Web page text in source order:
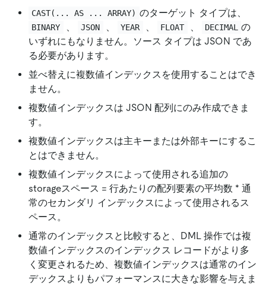
CAST(... AS ... ARRAY) のターゲット タイプは、
BINARY 、 JSON 、 YEAR 、 FLOAT 、 DECIMAL
の
いずれにもなりません。ソース タイプは JSON であ
る必要があります。
並べ替えに複数値インデックスを使用することはでき
ません。
複数値インデックスは JSON 配列にのみ作成できま
す。
複数値インデックスは主キーまたは外部キーにするこ
とはできません。
複数値インデックスによって使用される追加の
storageスペース = 行あたりの配列要素の平均数 * 通
常のセカンダリ インデックスによって使用されるス
ペース。
通常のインデックスと比較すると、DML 操作では複
数値インデックスのインデックス レコードがより多
く変更されるため、複数値インデックスは通常のイン
デックスよりもパフォーマンスに大きな影響を与えま